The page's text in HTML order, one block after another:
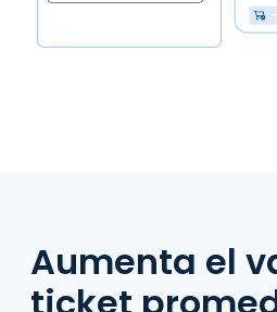
Aumenta el